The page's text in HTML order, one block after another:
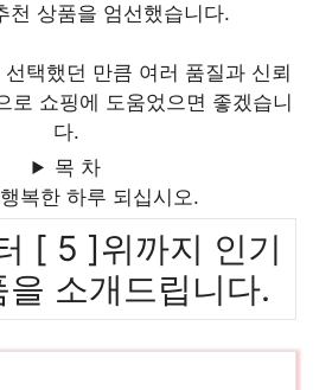
천 상품을 엄선했습니다.
택했던 만큼 여러 품질과 신뢰
로 쇼핑에 도움었으면 좋겠습니
다.
목 차
복한 하루 되십시오.
[ 5 ]위까지 인기
을 소개드립니다.